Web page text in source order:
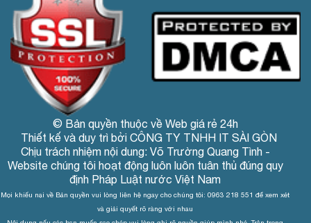
© Bản quyền thuộc về Web giá rẻ 24h
Thiết kế và duy trì bởi CÔNG TY TNHH IT SÀI GÒN
Chịu trách nhiệm nội dung: Võ Trường Quang Tình -
Website chúng tôi hoạt động luôn luôn tuân thủ đúng quy
định Pháp Luật nước Việt Nam
Mọi khiếu nại về Bản quyền vui lòng liên hệ ngay cho chúng tôi: 0963 218 551 để xem xét
và giải quyết rõ ràng với nhau